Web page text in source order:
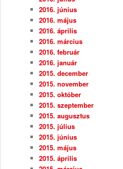
2016. június
2016. május
2016. április
2016. március
2016. február
2016. január
2015. december
2015. november
2015. október
2015. szeptember
2015. augusztus
2015. július
2015. június
2015. május
2015. április